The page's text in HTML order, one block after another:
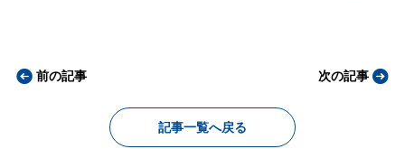
前の記事
記事一覧へ戻る
次の記事